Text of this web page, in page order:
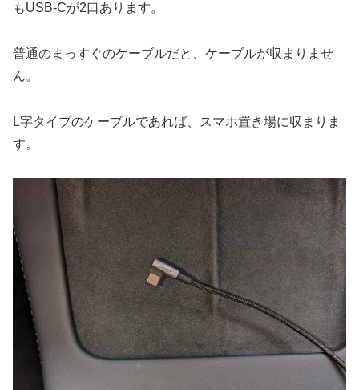
もUSB-Cが2口あります。
普通のまっすぐのケーブルだと、ケーブルが収まりませ
ん。
L字タイプのケーブルであれば、スマホ置き場に収まりま
す。